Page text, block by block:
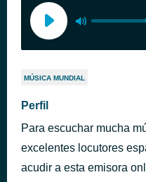
MÚSICA MUNDIAL
Perfil
Para escuchar mucha
excelentes locutores
acudir a esta emisora